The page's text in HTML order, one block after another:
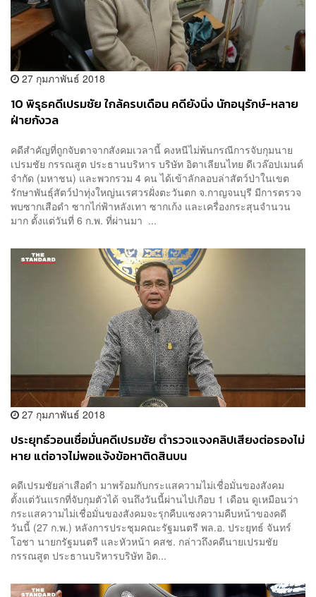
27 กุมภาพันธ์ 2018
10 พิรุธคดีเปรมชัย ใกล้ครบเดือน คดียังนิ่ง นักอนุรักษ์-หลาย
ฝ่ายกังวล
คดีสำคัญที่ถูกจับตาจากสังคมเวลานี้ คงหนีไม่พ้นกรณีการจับกุมนาย
เปรมชัย กรรณสูต ประธานบริหาร บริษัท อิตาเลียนไทย ดีเวล๊อปเมนต์
จำกัด (มหาชน) และพวกรวม 4 คน ได้เข้าลักลอบล่าสัตว์ป่าในเขต
รักษาพันธ์ุสัตว์ป่าทุ่งใหญ่นเรศวรฝั่งตะวันตก จ.กาญจนบุรี มีการตรวจ
พบซากเสือดำ ซากไก่ฟ้าหลังเทา ซากเก้ง และเครื่องกระสุนจำนวน
มาก ตั้งแต่วันที่ 6 ก.พ. ที่ผ่านมา ...
27 กุมภาพันธ์ 2018
ประยุทธ์วอนเชื่อมั่นคดีเปรมชัย ตำรวจแจงคลิปเสียงต่อรองไม่
หาย แต่อาจไม่พอแจ้งข้อหาติดสินบน
คดีเปรมชัยล่าเสือดำ มาพร้อมกับกระแสความไม่เชื่อมั่นของสังคม
ตั้งแต่วันแรกที่จับกุมตัวได้ จนถึงวันนี้ผ่านไปเกือบ 1 เดือน ดูเหมือนว่า
กระแสความไม่เชื่อมั่นของสังคมจะรุกคืบแซงความคืบหน้าของคดี
วันนี้ (27 ก.พ.) หลังการประชุมคณะรัฐมนตรี พล.อ. ประยุทธ์ จันทร์
โอชา นายกรัฐมนตรี และหัวหน้า คสช. กล่าวถึงคดีนายเปรมชัย
กรรณสูต ประธานบริหารบริษัท อิต...